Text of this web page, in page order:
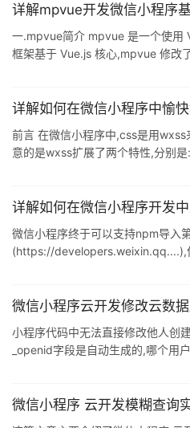
详解mpvue开发微信小程序
一.mpvue简介 mpvue 是一个使用
框架基于 Vue.js 核心,mpvue 修改
① 通过脚手架引入mpvue模板 vue
详解如何在微信小程序中愉
前言 在微信小程序中,css是用
意的是wxss扩展了两个特性,分别
个src源代码目录,一个dist目录用来
只有一个config.js文件 dist目录为
详解如何在微信小程序开发
微信小程序终于可以支持npm导入
(https://developers.weixin.qq....),
i vant-weapp -S --production 第二
目根目录中会多出一个目录"minipr
微信小程序云开发修改云数
小程序代码中无法直接修改他人创
_openid字段是自动生成的,哪个用
数入口文件 const cloud =
微信小程序 云开发模糊查询